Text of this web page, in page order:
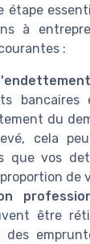
étape
à
:
du
cela
que vos
de
être
des